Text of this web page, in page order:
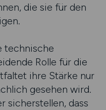
die sie für den
technische
Rolle für die
ihre Stärke nur
gesehen wird.
sicherstellen, dass